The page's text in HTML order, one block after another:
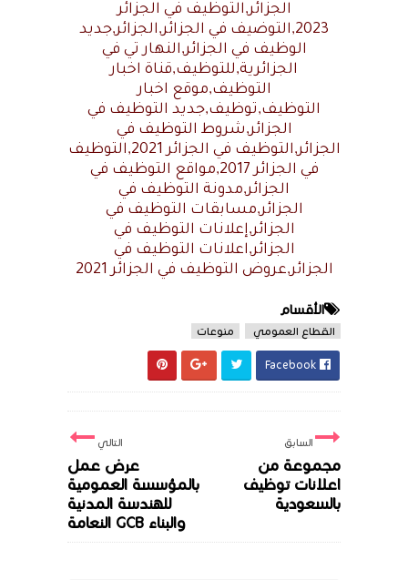
الجزائر,التوظيف في الجزائر
2023,التوضيف في الجزائر,الجزائر,جديد
الوظيف في الجزائر,النهار تي في
الجزائرية,للتوظيف,قناة اخبار
التوظيف,موقع اخبار
التوظيف,توظيف,جديد التوظيف في
الجزائر,شروط التوظيف في
الجزائر,التوظيف في الجزائر 2021,التوظيف
في الجزائر 2017,مواقع التوظيف في
الجزائر,مدونة التوظيف في
الجزائر,مسابقات التوظيف في
الجزائر,إعلانات التوظيف في
الجزائر,اعلانات التوظيف في
الجزائر,عروض التوظيف في الجزائر 2021
الأقسام
القطاع العمومي منوعات
التالي
عرض عمل
بالمؤسسة العمومية
للهندسة المدنية
والبناء GCB النعامة
السابق
مجموعة من
اعلانات توظيف
بالسعودية